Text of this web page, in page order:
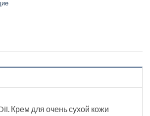
Крем для очень сухой кожи